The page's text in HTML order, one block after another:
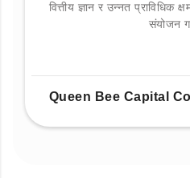
वित्तीय ज्ञान र उन्नत प्राविधिक
संयोजन
Queen Bee Capital